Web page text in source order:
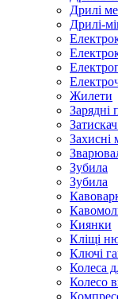
Дрилі
Дрилі-
Жилети
Зарядні
Захисні
Зубила
Зубила
Киянки
Кліщі
Ключі
Колеса
Колесо